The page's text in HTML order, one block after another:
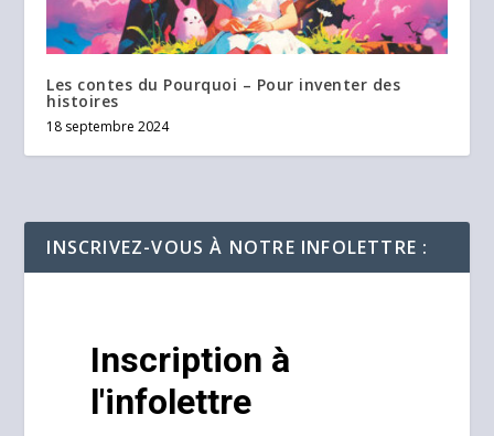
Les contes du Pourquoi – Pour inventer des
histoires
18 septembre 2024
INSCRIVEZ-VOUS À NOTRE INFOLETTRE :